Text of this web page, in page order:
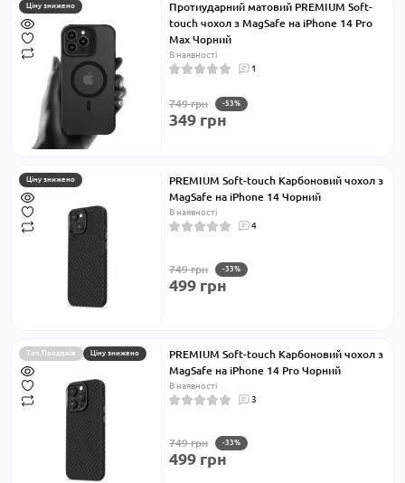
Ціну знижено
Протиударний матовий PREMIUM Soft-
touch чохол з MagSafe на iPhone 14 Pro
Max Чорний
В наявності
1
749 грн -53%
349 грн
Ціну знижено
PREMIUM Soft-touch Карбоновий чохол з
MagSafe на iPhone 14 Чорний
В наявності
4
749 грн -33%
499 грн
Топ Продажів Ціну знижено
PREMIUM Soft-touch Карбоновий чохол з
MagSafe на iPhone 14 Pro Чорний
В наявності
3
749 грн -33%
499 грн